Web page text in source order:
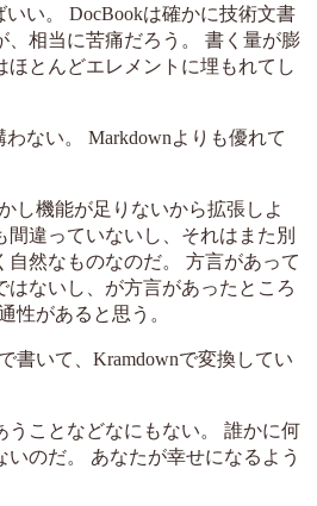
い。 DocBookは確かに技術文書
、相当に苦痛だろう。 書く量が膨
ほとんどエレメントに埋もれてし
ない。 Markdownよりも優れて
し機能が足りないから拡張しよ
間違っていないし、それはまた別
自然なものなのだ。 方言があって
はないし、が方言があったところ
性があると思う。
書いて、Kramdownで変換してい
うことなどなにもない。 誰かに何
のだ。 あなたが幸せになるよう